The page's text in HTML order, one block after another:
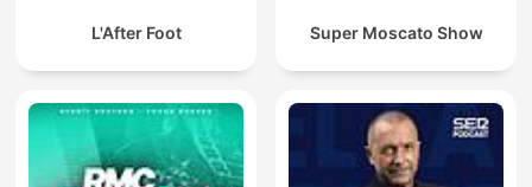
L'After Foot Super Moscato Show